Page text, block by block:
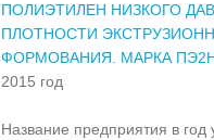
ПОЛИЭТИЛЕН НИЗКОГО
ПЛОТНОСТИ
ФОРМОВАНИЯ. МАРКА
2015 год
Название предприятия в год